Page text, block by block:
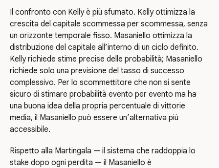
Il confronto con Kelly è più sfumato. Kelly ottimizza la
crescita del capitale scommessa per scommessa, senza
un orizzonte temporale fisso. Masaniello ottimizza la
distribuzione del capitale all’interno di un ciclo definito.
Kelly richiede stime precise delle probabilità; Masaniello
richiede solo una previsione del tasso di successo
complessivo. Per lo scommettitore che non si sente
sicuro di stimare probabilità evento per evento ma ha
una buona idea della propria percentuale di vittorie
media, il Masaniello può essere un’alternativa più
accessibile.
Rispetto alla Martingala — il sistema che raddoppia lo
stake dopo ogni perdita — il Masaniello è